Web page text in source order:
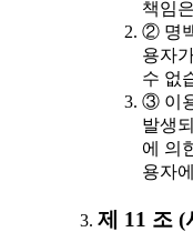
책임
② 명
용자
수 없
③ 이
발생
에 의
용자
제 11 조 (